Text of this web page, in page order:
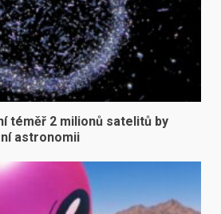
téměř 2 milionů satelitů by
astronomii